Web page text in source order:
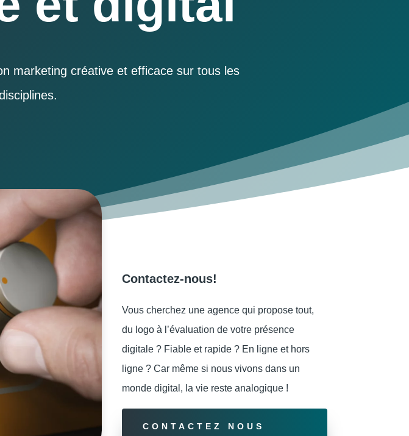
marketing créative et efficace sur tous les
Contactez-nous!
Vous cherchez une agence qui propose tout,
du logo à l’évaluation de votre présence
digitale ? Fiable et rapide ? En ligne et hors
ligne ? Car même si nous vivons dans un
monde digital, la vie reste analogique !
CONTACTEZ NOUS